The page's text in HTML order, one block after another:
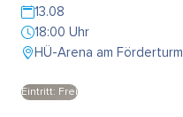
13.08
18:00 Uhr
HÜ-Arena am Förderturm
Eintritt: Frei